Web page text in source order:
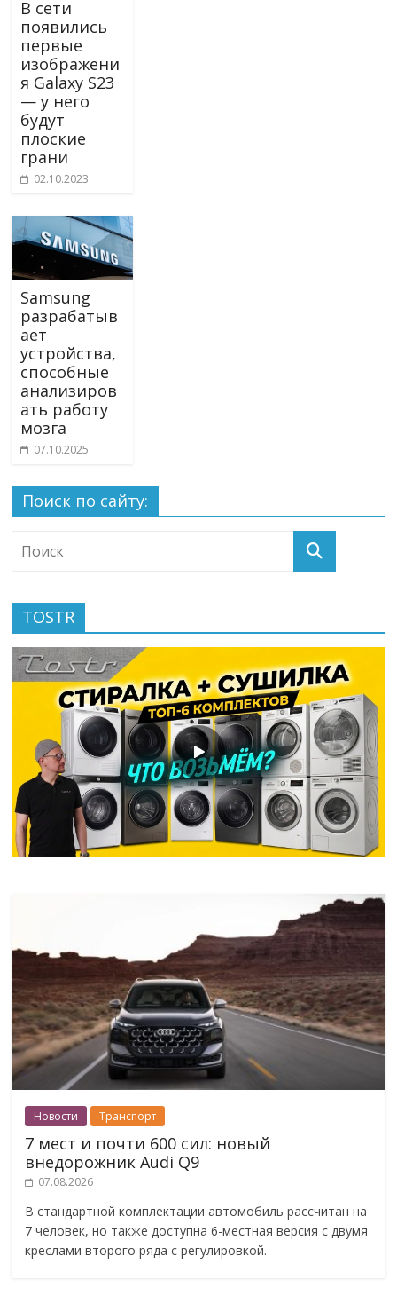
В сети
появились
первые
изображени
я Galaxy S23
— у него
будут
плоские
грани
02.10.2023
Samsung
разрабатыв
ает
устройства,
способные
анализиров
ать работу
мозга
07.10.2025
Поиск по сайту:
TOSTR
Новости Транспорт
7 мест и почти 600 сил: новый
внедорожник Audi Q9
07.08.2026
В стандартной комплектации автомобиль рассчитан на
7 человек, но также доступна 6-местная версия с двумя
креслами второго ряда с регулировкой.